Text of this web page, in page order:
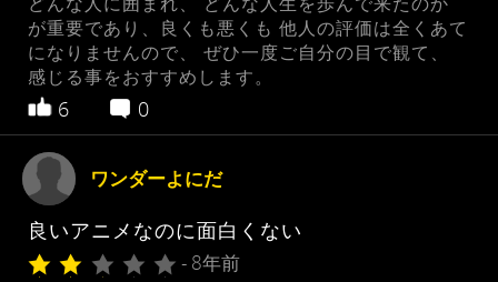
が重要であり、良くも悪くも 他人の評価は全くあて
になりませんので、 ぜひ一度ご自分の目で観て、
感じる事をおすすめします。
6 0
ワンダーよにだ
良いアニメなのに面白くない
- 8年前